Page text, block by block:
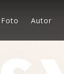
Foto Autor